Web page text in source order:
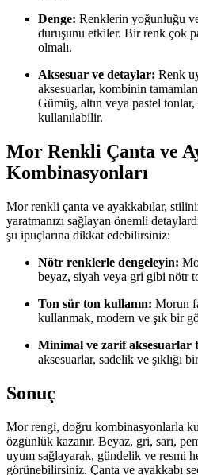
Denge: Renklerin yoğunluğu
duruşunu etkiler. Bir renk çok
olmalı.
Aksesuar ve detaylar: Renk
aksesuarlar, kombinin
Gümüş, altın veya pastel
kullanılabilir.
Mor Renkli Çanta ve
Kombinasyonları
Mor renkli çanta ve ayakkabılar,
yaratmanızı sağlayan önemli
şu ipuçlarına dikkat edebilirsiniz:
Nötr renklerle dengeleyin:
beyaz, siyah veya gri gibi nötr
Ton sür ton kullanın: Morun
kullanmak, modern ve şık bir
Minimal ve zarif aksesuarlar
aksesuarlar, sadelik ve şıklığı
Sonuç
Mor rengi, doğru kombinasyonlarla
özgünlük kazanır. Beyaz, gri, sarı,
uyum sağlayarak, gündelik ve resmi
görünebilirsiniz. Çanta ve ayakkabı